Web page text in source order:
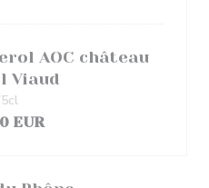
AOC château
Viaud
EUR